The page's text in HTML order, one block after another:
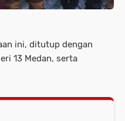
ini, ditutup dengan
13 Medan, serta